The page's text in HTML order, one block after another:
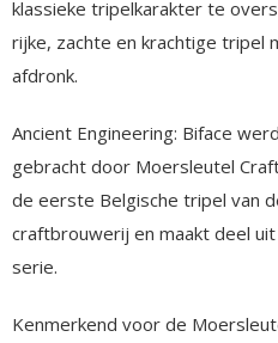
klassieke tripelkarakter te
rijke, zachte en krachtige tripel
afdronk.
Ancient Engineering: Biface
gebracht door Moersleutel
de eerste Belgische tripel van
craftbrouwerij en maakt deel
serie.
Kenmerkend voor de